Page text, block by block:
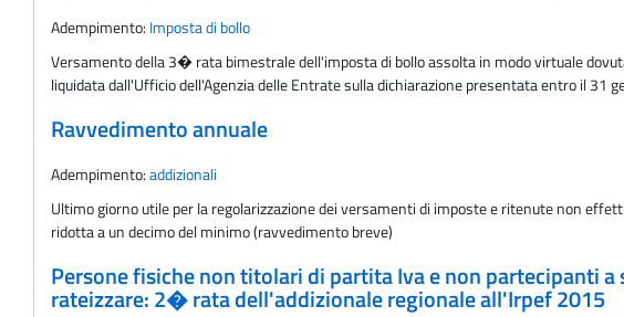
Adempimento: Imposta di bollo
Versamento della 3� rata bimestrale dell'imposta di bollo assolta in modo virtuale
liquidata dall'Ufficio dell'Agenzia delle Entrate sulla dichiarazione presentata entro il 31
Ravvedimento annuale
Adempimento:addizionali
Ultimo giorno utile per la regolarizzazione dei versamenti di imposte e ritenute non
ridotta a un decimo del minimo (ravvedimento breve)
Persone fisiche non titolari di partita Iva e non
rateizzare: 2� rata dell'addizionale regionale all'Irpef 2015